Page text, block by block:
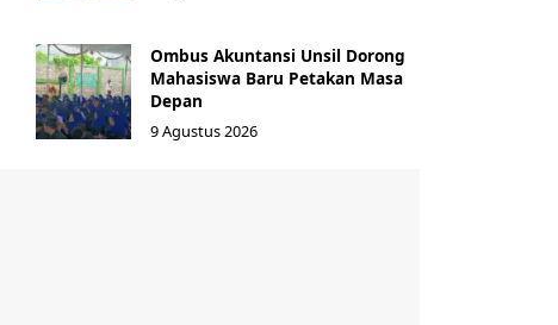
Ombus Akuntansi Unsil Dorong
Mahasiswa Baru Petakan Masa
Depan
9 Agustus 2026